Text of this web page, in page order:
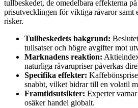
tullbeskedet, de omedelbara effekterna
prisutvecklingen för viktiga råvaror samt
risker.
Tullbeskedets bakgrund:
tullsatser och högre avgifter mot
Marknadens reaktion:
naturliga råvarupriser påverkas
Specifika effekter:
snabbt, vilket bidrar till en volatil
Framtidsutsikter: Experter
osäker handel globalt.